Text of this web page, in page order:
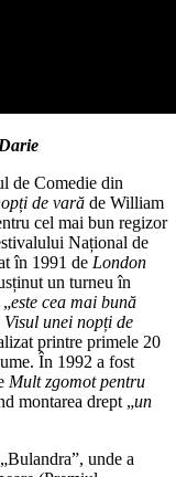
de Comedie din
de vară de William
cel mai bun regizor
Național de
în 1991 de London
un turneu în
este cea mai bună
unei nopți de
printre primele 20
În 1992 a fost
Mult zgomot pentru
montarea drept „un
unde a